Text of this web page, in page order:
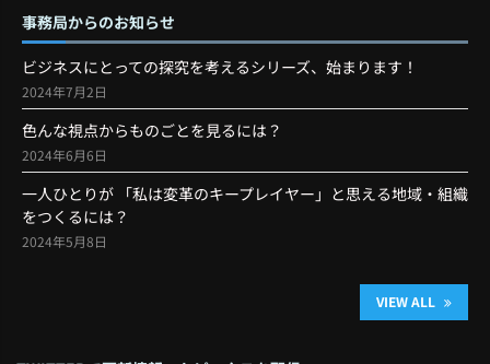
事務局からのお知らせ
ビジネスにとっての探究を考えるシリーズ、始まります！
2024年7月2日
色んな視点からものごとを見るには？
2024年6月6日
一人ひとりが 「私は変革のキープレイヤー」と思える地域・組織
をつくるには？
2024年5月8日
VIEW ALL